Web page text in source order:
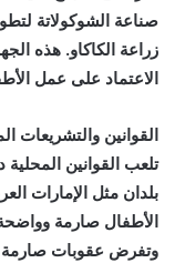
صناعة الشوكولاتة
زراعة الكاكاو. هذه
الاعتماد على عمل
القوانين والتشريعات
تلعب القوانين
بلدان مثل الإمارات
الأطفال صارمة
وتفرض عقوبات صارمة